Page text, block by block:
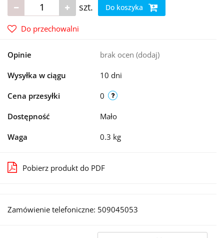
szt. Do koszyka
Do przechowalni
Opinie brak ocen (dodaj)
Wysyłka w ciągu 10 dni
Cena przesyłki 0
Dostępność Mało
Waga 0.3 kg
Pobierz produkt do PDF
Zamówienie telefoniczne: 509045053